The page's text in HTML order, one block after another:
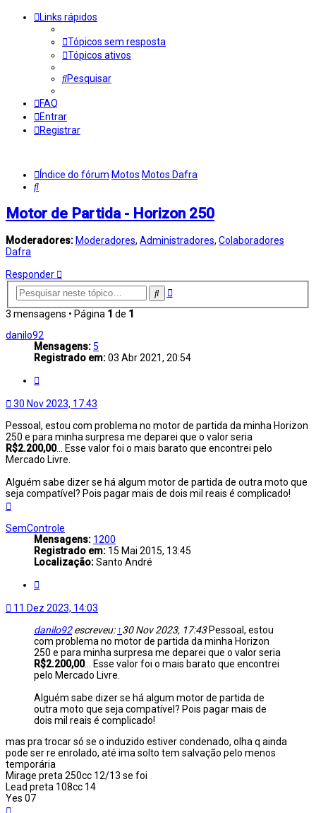
Links rápidos
Tópicos sem resposta
Tópicos ativos
Pesquisar
FAQ
Entrar
Registrar
Índice do fórum Motos Motos Dafra
Pesquisar
Motor de Partida - Horizon 250
Moderadores: Moderadores, Administradores, Colaboradores
Dafra
Responder
Pesquisar
Pesquisa
3 mensagens • Página 1 de 1
danilo92
Mensagens:5
Registrado em:03 Abr 2021, 20:54
30 Nov 2023, 17:43
Pessoal, estou com problema no motor de partida da minha Horizon
250 e para minha surpresa me deparei que o valor seria
R$2.200,00... Esse valor foi o mais barato que encontrei pelo
Mercado Livre.
Alguém sabe dizer se há algum motor de partida de outra moto que
seja compatível? Pois pagar mais de dois mil reais é complicado!
topo
SemControle
Mensagens: 1200
Registrado em: 15 Mai 2015, 13:45
Localização:Santo André
11 Dez 2023, 14:03
danilo92escreveu: ↑30 Nov 2023, 17:43Pessoal, estou
com problema no motor de partida da minha Horizon
250 e para minha surpresa me deparei que o valor seria
R$2.200,00... Esse valor foi o mais barato que encontrei
pelo Mercado Livre.
Alguém sabe dizer se há algum motor de partida de
outra moto que seja compatível? Pois pagar mais de
dois mil reais é complicado!
mas pra trocar só se o induzido estiver condenado, olha q ainda
pode ser re enrolado, até ima solto tem salvação pelo menos
temporária
Mirage preta 250cc 12/13 se foi
Lead preta 108cc 14
Yes 07